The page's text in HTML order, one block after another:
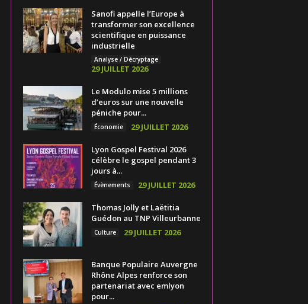
Sanofi appelle l’Europe à
transformer son excellence
scientifique en puissance
industrielle
Analyse / Décryptage
29 JUILLET 2026
Le Modulo mise 5 millions
d’euros sur une nouvelle
péniche pour...
Économie 29 JUILLET 2026
Lyon Gospel Festival 2026
célèbre le gospel pendant 3
jours à...
Évènements 29 JUILLET 2026
Thomas Jolly et Laëtitia
Guédon au TNP Villeurbanne
Culture 29 JUILLET 2026
Banque Populaire Auvergne
Rhône Alpes renforce son
partenariat avec emlyon
pour...